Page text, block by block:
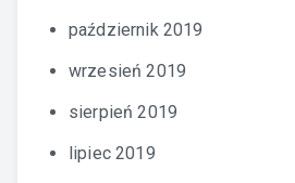
październik 2019
wrzesień 2019
sierpień 2019
lipiec 2019